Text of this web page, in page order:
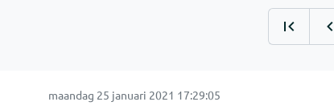
maandag 25 januari 2021 17:29:05